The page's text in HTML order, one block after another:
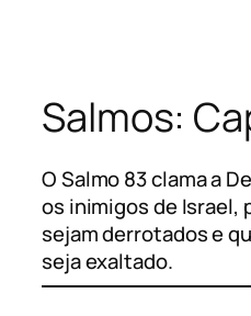
conteúdo
Salmos:
O Salmo 83 clama a
os inimigos de Israel,
sejam derrotados e
seja exaltado.